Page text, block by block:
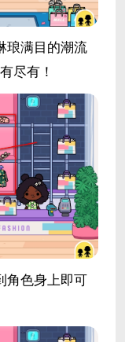
琅满目的潮流
尽有！
角色身上即可